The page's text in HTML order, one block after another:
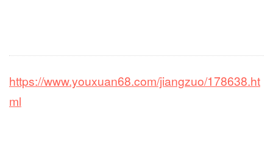
https://www.youxuan68.com/jiangzuo/178638.ht
ml